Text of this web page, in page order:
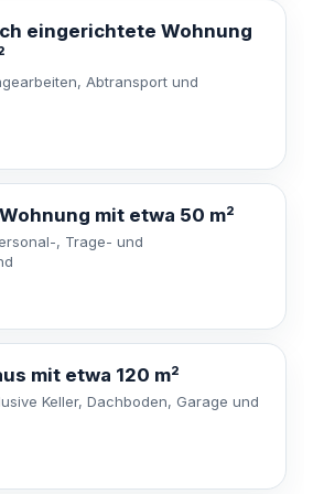
eingerichtete Wohnung
Abtransport und
mit etwa 50 m²
, Trage- und
mit etwa 120 m²
Keller, Dachboden, Garage und